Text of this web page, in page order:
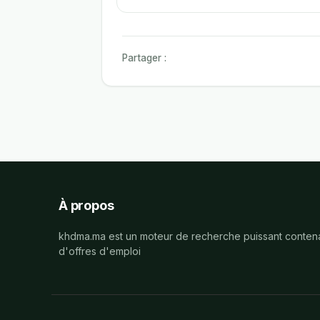
Partager :
À propos
khdma.ma est un moteur de recherche puissant
d'offres d'emploi